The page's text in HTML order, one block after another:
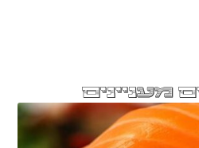
מעניינים